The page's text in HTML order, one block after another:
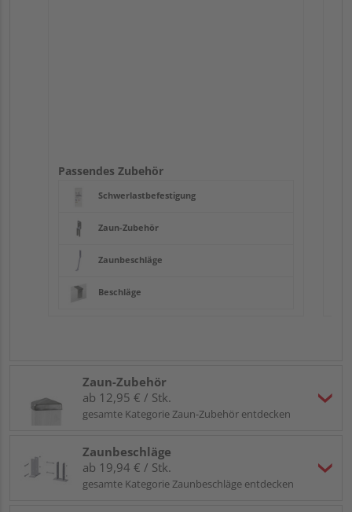
Passendes Zubehör
Schwerlastbefestigung
Zaun-Zubehör
Zaunbeschläge
Beschläge
Zaun-Zubehör
ab 12,95 € / Stk.
gesamte Kategorie Zaun-Zubehör entdecken
Zaunbeschläge
ab 19,94 € / Stk.
gesamte Kategorie Zaunbeschläge entdecken